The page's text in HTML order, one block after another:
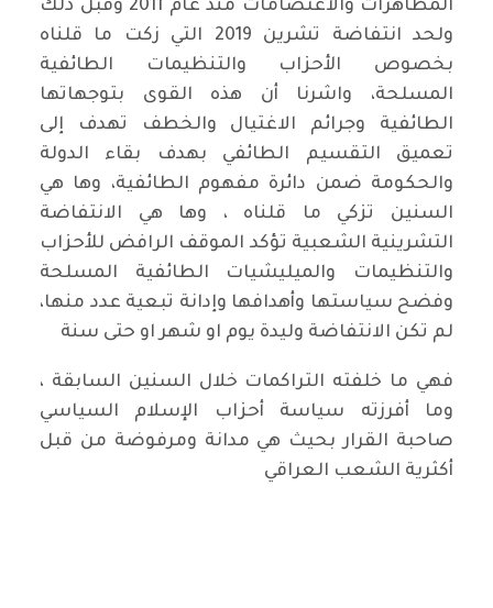
المظاهرات والاعتصامات منذ عام 2011 وقبل ذلك
ولحد انتفاضة تشرين 2019 التي زكت ما قلناه
بخصوص الأحزاب والتنظيمات الطائفية
المسلحة، واشرنا أن هذه القوى بتوجهاتها
الطائفية وجرائم الاغتيال والخطف تهدف إلى
تعميق التقسيم الطائفي بهدف بقاء الدولة
والحكومة ضمن دائرة مفهوم الطائفية، وها هي
السنين تزكي ما قلناه ، وها هي الانتفاضة
التشرينية الشعبية تؤكد الموقف الرافض للأحزاب
والتنظيمات والميليشيات الطائفية المسلحة
وفضح سياستها وأهدافها وإدانة تبعية عدد منها،
لم تكن الانتفاضة وليدة يوم او شهر او حتى سنة
فهي ما خلفته التراكمات خلال السنين السابقة ،
وما أفرزته سياسة أحزاب الإسلام السياسي
صاحبة القرار بحيث هي مدانة ومرفوضة من قبل
أكثرية الشعب العراقي